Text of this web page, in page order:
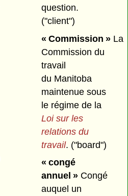
question.
("client")
« Commission »La
Commission du
travail
du Manitoba
maintenue sous
le régime de la
Loi sur les
relations du
travail. ("board")
« congé
annuel »Congé
auquel un